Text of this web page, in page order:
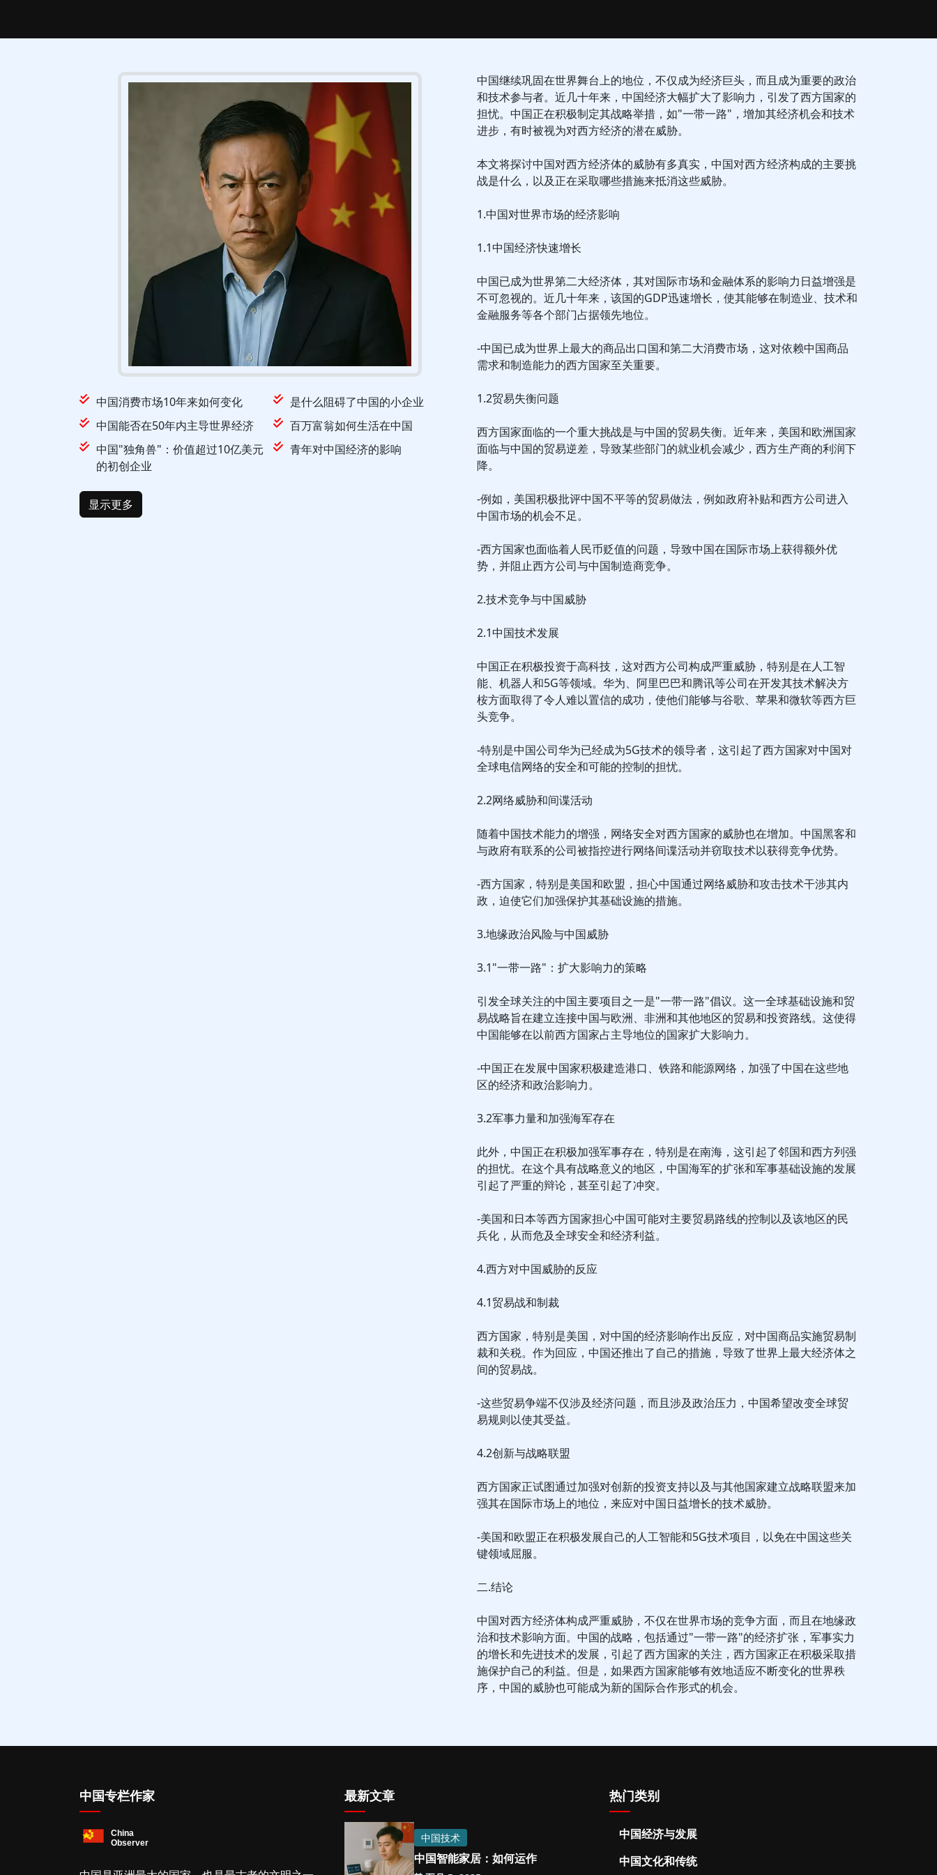
中国消费市场10年来如何变化
是什么阻碍了中国的小企业
中国能否在50年内主导世界经济
百万富翁如何生活在中国
中国"独角兽"：价值超过10亿美元
的初创企业
青年对中国经济的影响
显示更多
中国继续巩固在世界舞台上的地位，不仅成为经济巨头，而且成为重要的政治
和技术参与者。近几十年来，中国经济大幅扩大了影响力，引发了西方国家的
担忧。中国正在积极制定其战略举措，如"一带一路"，增加其经济机会和技术
进步，有时被视为对西方经济的潜在威胁。
本文将探讨中国对西方经济体的威胁有多真实，中国对西方经济构成的主要挑
战是什么，以及正在采取哪些措施来抵消这些威胁。
1.中国对世界市场的经济影响
1.1中国经济快速增长
中国已成为世界第二大经济体，其对国际市场和金融体系的影响力日益增强是
不可忽视的。近几十年来，该国的GDP迅速增长，使其能够在制造业、技术和
金融服务等各个部门占据领先地位。
-中国已成为世界上最大的商品出口国和第二大消费市场，这对依赖中国商品
需求和制造能力的西方国家至关重要。
1.2贸易失衡问题
西方国家面临的一个重大挑战是与中国的贸易失衡。近年来，美国和欧洲国家
面临与中国的贸易逆差，导致某些部门的就业机会减少，西方生产商的利润下
降。
-例如，美国积极批评中国不平等的贸易做法，例如政府补贴和西方公司进入
中国市场的机会不足。
-西方国家也面临着人民币贬值的问题，导致中国在国际市场上获得额外优
势，并阻止西方公司与中国制造商竞争。
2.技术竞争与中国威胁
2.1中国技术发展
中国正在积极投资于高科技，这对西方公司构成严重威胁，特别是在人工智
能、机器人和5G等领域。华为、阿里巴巴和腾讯等公司在开发其技术解决方
桉方面取得了令人难以置信的成功，使他们能够与谷歌、苹果和微软等西方巨
头竞争。
-特别是中国公司华为已经成为5G技术的领导者，这引起了西方国家对中国对
全球电信网络的安全和可能的控制的担忧。
2.2网络威胁和间谍活动
随着中国技术能力的增强，网络安全对西方国家的威胁也在增加。中国黑客和
与政府有联系的公司被指控进行网络间谍活动并窃取技术以获得竞争优势。
-西方国家，特别是美国和欧盟，担心中国通过网络威胁和攻击技术干涉其内
政，迫使它们加强保护其基础设施的措施。
3.地缘政治风险与中国威胁
3.1"一带一路"：扩大影响力的策略
引发全球关注的中国主要项目之一是"一带一路"倡议。这一全球基础设施和贸
易战略旨在建立连接中国与欧洲、非洲和其他地区的贸易和投资路线。这使得
中国能够在以前西方国家占主导地位的国家扩大影响力。
-中国正在发展中国家积极建造港口、铁路和能源网络，加强了中国在这些地
区的经济和政治影响力。
3.2军事力量和加强海军存在
此外，中国正在积极加强军事存在，特别是在南海，这引起了邻国和西方列强
的担忧。在这个具有战略意义的地区，中国海军的扩张和军事基础设施的发展
引起了严重的辩论，甚至引起了冲突。
-美国和日本等西方国家担心中国可能对主要贸易路线的控制以及该地区的民
兵化，从而危及全球安全和经济利益。
4.西方对中国威胁的反应
4.1贸易战和制裁
西方国家，特别是美国，对中国的经济影响作出反应，对中国商品实施贸易制
裁和关税。作为回应，中国还推出了自己的措施，导致了世界上最大经济体之
间的贸易战。
-这些贸易争端不仅涉及经济问题，而且涉及政治压力，中国希望改变全球贸
易规则以使其受益。
4.2创新与战略联盟
西方国家正试图通过加强对创新的投资支持以及与其他国家建立战略联盟来加
强其在国际市场上的地位，来应对中国日益增长的技术威胁。
-美国和欧盟正在积极发展自己的人工智能和5G技术项目，以免在中国这些关
键领域屈服。
二.结论
中国对西方经济体构成严重威胁，不仅在世界市场的竞争方面，而且在地缘政
治和技术影响方面。中国的战略，包括通过"一带一路"的经济扩张，军事实力
的增长和先进技术的发展，引起了西方国家的关注，西方国家正在积极采取措
施保护自己的利益。但是，如果西方国家能够有效地适应不断变化的世界秩
序，中国的威胁也可能成为新的国际合作形式的机会。
中国专栏作家 最新文章
中国技术
中国智能家居：如何运作
热门类别
中国经济与发展
中国文化和传统